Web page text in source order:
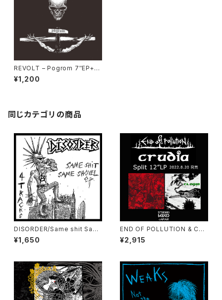
REVOLT – Pogrom 7″EP+D
LC
¥1,200
同じカテゴリの商品
DISORDER/Same shit Sam
e Shovel EP
¥1,650
END OF POLLUTION & CRU
DIA Split 12″LP
¥2,915